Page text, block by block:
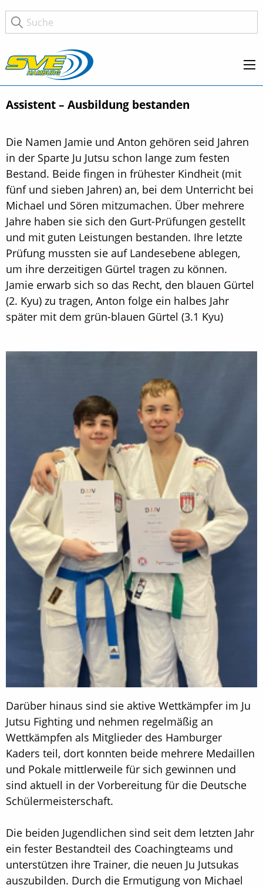
Assistent – Ausbildung bestanden
Die Namen Jamie und Anton gehören seid Jahren
in der Sparte Ju Jutsu schon lange zum festen
Bestand. Beide fingen in frühester Kindheit (mit
fünf und sieben Jahren) an, bei dem Unterricht bei
Michael und Sören mitzumachen. Über mehrere
Jahre haben sie sich den Gurt-Prüfungen gestellt
und mit guten Leistungen bestanden. Ihre letzte
Prüfung mussten sie auf Landesebene ablegen,
um ihre derzeitigen Gürtel tragen zu können.
Jamie erwarb sich so das Recht, den blauen Gürtel
(2. Kyu) zu tragen, Anton folge ein halbes Jahr
später mit dem grün-blauen Gürtel (3.1 Kyu)
Darüber hinaus sind sie aktive Wettkämpfer im Ju
Jutsu Fighting und nehmen regelmäßig an
Wettkämpfen als Mitglieder des Hamburger
Kaders teil, dort konnten beide mehrere Medaillen
und Pokale mittlerweile für sich gewinnen und
sind aktuell in der Vorbereitung für die Deutsche
Schülermeisterschaft.
Die beiden Jugendlichen sind seit dem letzten Jahr
ein fester Bestandteil des Coachingteams und
unterstützen ihre Trainer, die neuen Ju Jutsukas
auszubilden. Durch die Ermutigung von Michael